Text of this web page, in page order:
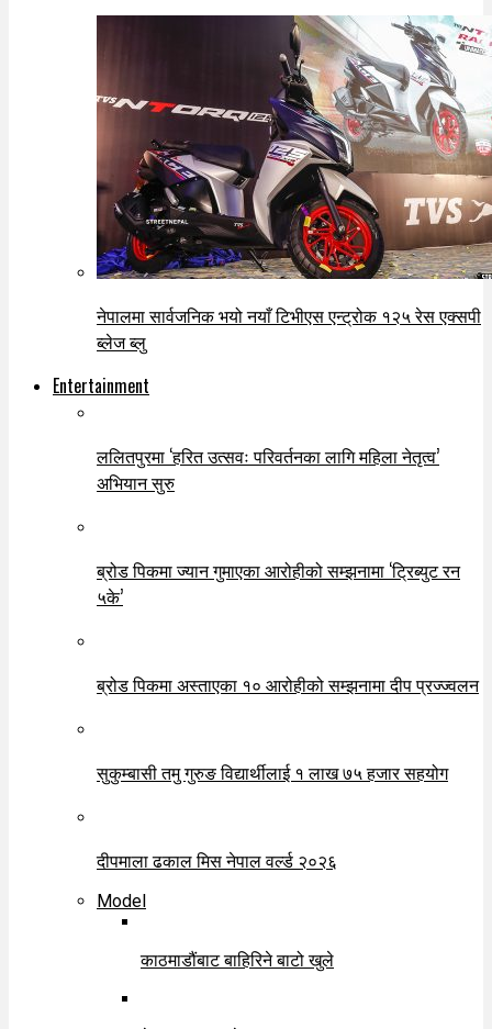
नेपालमा सार्वजनिक भयो नयाँ टिभीएस एन्ट्रोक १२५ रेस एक्सपी
ब्लेज ब्लु
Entertainment
ललितपुरमा ‘हरित उत्सवः परिवर्तनका लागि महिला नेतृत्व’
अभियान सुरु
ब्रोड पिकमा ज्यान गुमाएका आरोहीको सम्झनामा ‘ट्रिब्युट रन
५के’
ब्रोड पिकमा अस्ताएका १० आरोहीको सम्झनामा दीप प्रज्ज्वलन
सुकुम्बासी तमु गुरुङ विद्यार्थीलाई १ लाख ७५ हजार सहयोग
दीपमाला ढकाल मिस नेपाल वर्ल्ड २०२६
Model
काठमाडौंबाट बाहिरिने बाटो खुले